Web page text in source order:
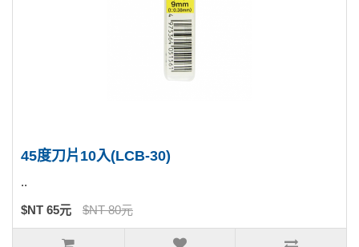
45度刀片10入(LCB-30)
..
$NT 65元 $NT 80元